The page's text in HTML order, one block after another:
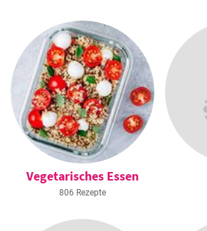
Vegetarisches Essen
806 Rezepte